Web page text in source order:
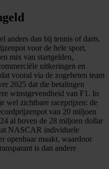
anders dan bij tennis of darts.
voor de hele sport,
mix van startgelden,
uitkeringen en
vooral via de zogeheten team
2025 dat die betalingen
winstgevendheid van F1. In
wel zichtbare raceprijzen: de
van 20 miljoen
al boven de 28 miljoen dollar
NASCAR individuele
openbaar maakt, waardoor
is dan andere